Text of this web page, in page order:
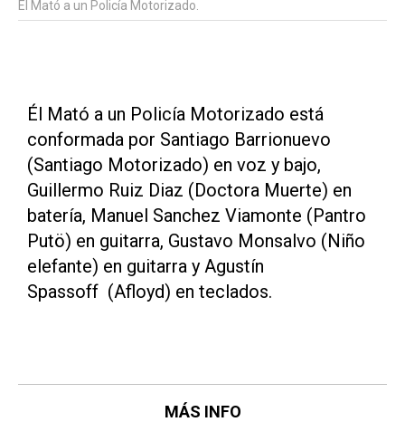
Él Mató a un Policía Motorizado.
Él Mató a un Policía Motorizado está
conformada por Santiago Barrionuevo
(Santiago Motorizado) en voz y bajo,
Guillermo Ruiz Diaz (Doctora Muerte) en
batería, Manuel Sanchez Viamonte (Pantro
Putö) en guitarra, Gustavo Monsalvo (Niño
elefante) en guitarra y Agustín
Spassoff (Afloyd) en teclados.
MÁS INFO